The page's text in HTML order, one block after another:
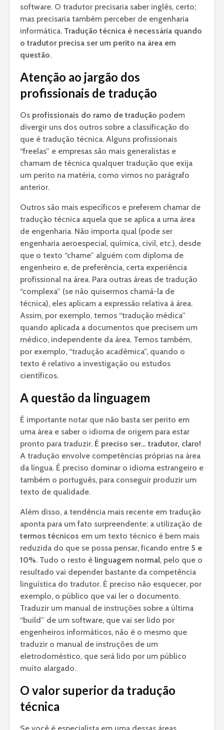
software. O tradutor precisaria saber inglês, certo;
mas precisaria também perceber de engenharia
informática. Tradução técnica é necessária quando
o tradutor precisa ser um perito na área em
questão.
Atenção ao jargão dos
profissionais de tradução
Os profissionais do ramo de tradução podem
divergir uns dos outros sobre a classificação do
que é tradução técnica. Alguns profissionais
“freelas” e empresas são mais generalistas e
chamam de técnica qualquer tradução que exija
um perito na matéria, como vimos no parágrafo
anterior.
Outros são mais específicos e preferem chamar de
tradução técnica aquela que se aplica a uma área
de engenharia. Não importa qual (pode ser
engenharia aeroespecial, química, civil, etc.), desde
que o texto “chame” alguém com diploma de
engenheiro e, de preferência, certa experiência
profissional na área. Para outras áreas de tradução
“complexa” (se não quisermos chamá-la de
técnica), eles aplicam a expressão relativa à área.
Assim, por exemplo, temos “tradução médica”
quando aplicada a documentos que precisem um
médico, independente da área. Temos também,
por exemplo, “tradução acadêmica”, quando o
texto é relativo a investigação ou estudos
científicos.
A questão da linguagem
É importante notar que não basta ser perito em
uma área e saber o idioma de origem para estar
pronto para traduzir. É preciso ser… tradutor, claro!
A tradução envolve competências próprias na área
da língua. É preciso dominar o idioma estrangeiro e
também o português, para conseguir produzir um
texto de qualidade.
Além disso, a tendência mais recente em tradução
aponta para um fato surpreendente: a utilização de
termos técnicos em um texto técnico é bem mais
reduzida do que se possa pensar, ficando entre 5 e
10%. Tudo o resto é linguagem normal, pelo que o
resultado vai depender bastante da competência
linguística do tradutor. É preciso não esquecer, por
exemplo, o público que vai ler o documento.
Traduzir um manual de instruções sobre a última
“build” de um software, que vai ser lido por
engenheiros informáticos, não é o mesmo que
traduzir o manual de instruções de um
eletrodoméstico, que será lido por um público
muito alargado.
O valor superior da tradução
técnica